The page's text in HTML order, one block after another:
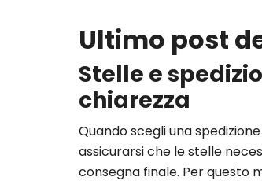
Ultimo post
Stelle e
chiarezza
Quando scegli una
assicurarsi che le stelle
consegna finale. Per questo